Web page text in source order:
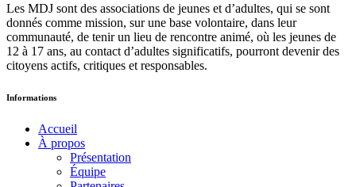
Les MDJ sont des associations de jeunes et d’adultes, qui se sont
donnés comme mission, sur une base volontaire, dans leur
communauté, de tenir un lieu de rencontre animé, où les jeunes de
12 à 17 ans, au contact d’adultes significatifs, pourront devenir des
citoyens actifs, critiques et responsables.
Informations
Accueil
À propos
Présentation
Équipe